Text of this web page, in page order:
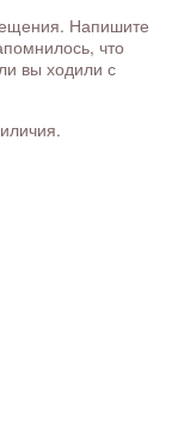
Напишите
что
вы ходили с